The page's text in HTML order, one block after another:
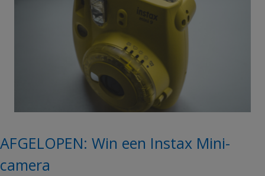
AFGELOPEN: Win een Instax Mini-
camera